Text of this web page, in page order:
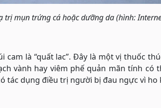
mụn trứng cá hoặc dưỡng da (hình:
là “quất lac”. Đây là một vị thuốc
vành hay viêm phế quản mãn tính có
tác dụng điều trị người bị đau ngực vì ho